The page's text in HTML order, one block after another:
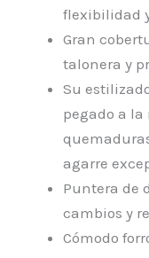
flexibilidad
Gran
talonera y
Su
pegado a
agarre
Puntera de
cambios y
Cómodo